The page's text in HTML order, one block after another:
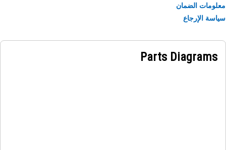
الضمان
الإرجاع
Parts Diagrams